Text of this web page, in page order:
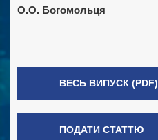
О.О. Богомольця
ВЕСЬ ВИПУСК (PDF)
ПОДАТИ СТАТТЮ